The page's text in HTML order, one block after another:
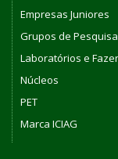
Empresas Juniores
Grupos de Pesquisa
Laboratórios e
Núcleos
PET
Marca ICIAG